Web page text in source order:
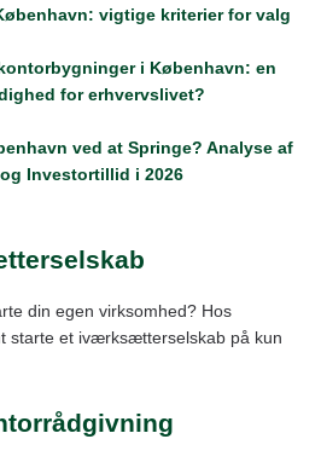
vigtige kriterier for valg
i København: en
for erhvervslivet?
ved at Springe? Analyse af
Investortillid i 2026
din egen virksomhed? Hos
starte et iværksætterselskab på kun